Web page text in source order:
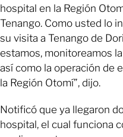
hospital en la Región
Tenango. Como usted lo
su visita a Tenango de
estamos, monitoreamos
así como la operación de
la Región Otomí”, dijo.
Notificó que ya llegaron
hospital, el cual funciona